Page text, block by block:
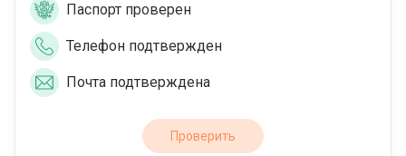
Паспорт проверен
Телефон подтвержден
Почта подтверждена
Проверить